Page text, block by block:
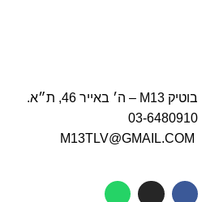
בוטיק M13 – ה׳ באייר 46, ת״א.
03-6480910